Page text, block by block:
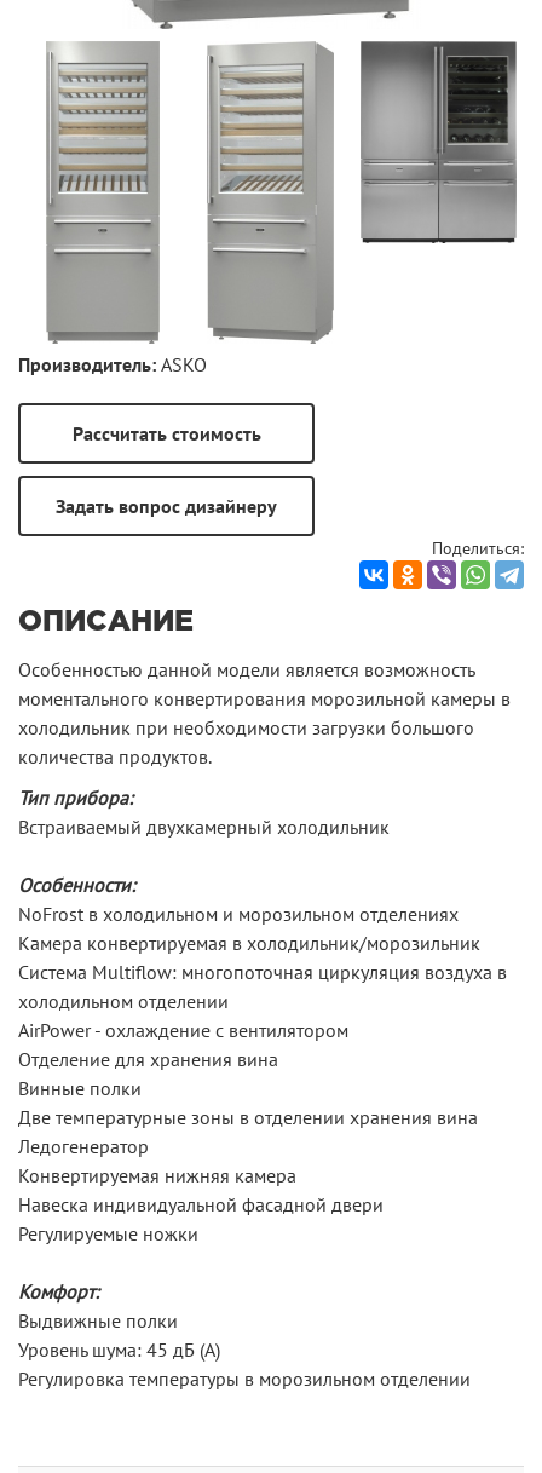
Производитель: ASKO
Поделиться:
ОПИСАНИЕ
Особенностью данной модели является возможность
моментального конвертирования морозильной камеры в
холодильник при необходимости загрузки большого
количества продуктов.
Тип прибора:
Встраиваемый двухкамерный холодильник
Особенности:
NoFrost в холодильном и морозильном отделениях
Камера конвертируемая в холодильник/морозильник
Система Multiflow: многопоточная циркуляция воздуха в
холодильном отделении
AirPower - охлаждение с вентилятором
Отделение для хранения вина
Винные полки
Две температурные зоны в отделении хранения вина
Ледогенератор
Конвертируемая нижняя камера
Навеска индивидуальной фасадной двери
Регулируемые ножки
Комфорт:
Выдвижные полки
Уровень шума: 45 дБ (А)
Регулировка температуры в морозильном отделении